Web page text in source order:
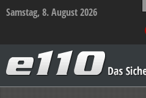
Samstag, 8. August 2026
–
Das
Sicherheitsportal
Zum
Inhalt